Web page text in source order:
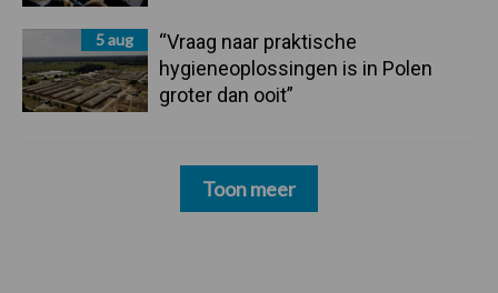
5 aug
“Vraag naar praktische
hygieneoplossingen is in Polen
groter dan ooit”
Toon meer